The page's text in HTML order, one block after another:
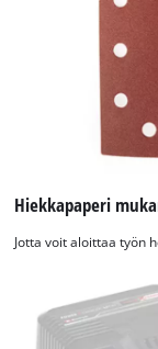
Hiekkapaperi
Jotta voit aloittaa työn